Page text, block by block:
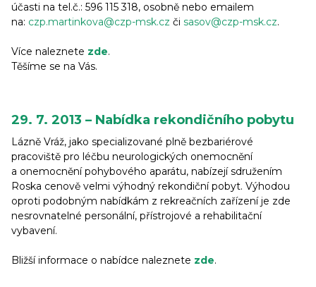
účasti na tel.č.: 596 115 318, osobně nebo emailem
na: czp.martinkova@czp-msk.cz či sasov@czp-msk.cz.
Více naleznete zde.
Těšíme se na Vás.
29. 7. 2013 – Nabídka rekondičního pobytu
Lázně Vráž, jako specializované plně bezbariérové
pracoviště pro léčbu neurologických onemocnění
a onemocnění pohybového aparátu, nabízejí sdružením
Roska cenově velmi výhodný rekondiční pobyt. Výhodou
oproti podobným nabídkám z rekreačních zařízení je zde
nesrovnatelné personální, přístrojové a rehabilitační
vybavení.
Bližší informace o nabídce naleznete zde.